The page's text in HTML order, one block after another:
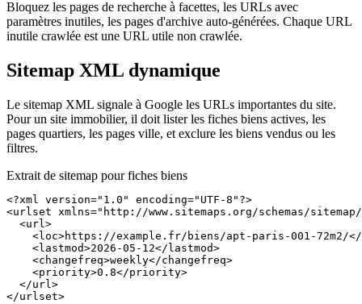
Bloquez les pages de recherche à facettes, les URLs avec
paramètres inutiles, les pages d'archive auto-générées. Chaque URL
inutile crawlée est une URL utile non crawlée.
Sitemap XML dynamique
Le sitemap XML signale à Google les URLs importantes du site.
Pour un site immobilier, il doit lister les fiches biens actives, les
pages quartiers, les pages ville, et exclure les biens vendus ou les
filtres.
Extrait de sitemap pour fiches biens
<?xml version="1.0" encoding="UTF-8"?>
<urlset xmlns="http://www.sitemaps.org/schemas/
  <url>
<loc>https://example.fr/biens/apt-paris-001-72m2/
    <lastmod>2026-05-12</lastmod>
    <changefreq>weekly</changefreq>
    <priority>0.8</priority>
  </url>
</urlset>